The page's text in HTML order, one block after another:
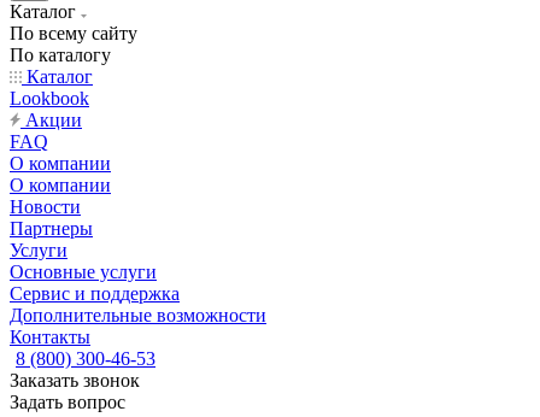
Каталог
По всему сайту
По каталогу
Каталог
Lookbook
Акции
FAQ
О компании
О компании
Новости
Партнеры
Услуги
Основные услуги
Сервис и поддержка
Дополнительные возможности
Контакты
8 (800) 300-46-53
Заказать звонок
Задать вопрос